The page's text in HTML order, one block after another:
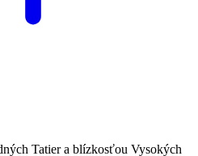
Tatier a blízkosťou Vysokých